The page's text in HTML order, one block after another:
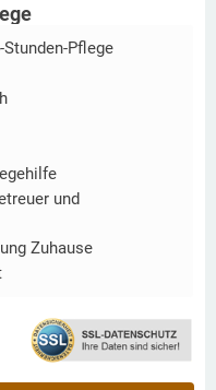
Pflege
und
Zuhause